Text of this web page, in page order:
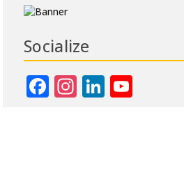
Socialize
Facebook
Instagram
LinkedIn